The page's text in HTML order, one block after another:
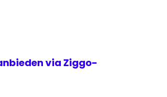
via Ziggo-